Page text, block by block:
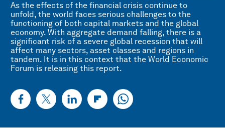
As the effects of the financial crisis continue to
unfold, the world faces serious challenges to the
functioning of both capital markets and the global
economy. With aggregate demand falling, there is a
significant risk of a severe global recession that will
affect many sectors, asset classes and regions in
tandem. It is in this context that the World Economic
Forum is releasing this report.